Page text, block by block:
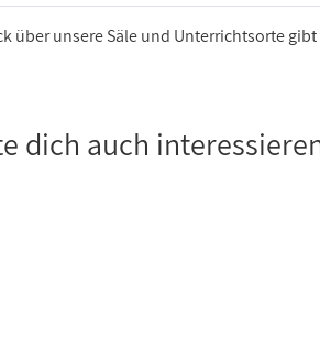
über unsere Säle und Unterrichtsorte
dich auch